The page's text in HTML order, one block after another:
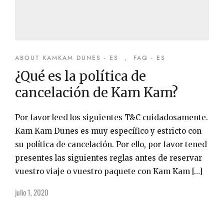
ABOUT KAMKAM DUNES - ES , FAQ - ES
¿Qué es la política de
cancelación de Kam Kam?
Por favor leed los siguientes T&C cuidadosamente.
Kam Kam Dunes es muy específico y estricto con
su política de cancelación. Por ello, por favor tened
presentes las siguientes reglas antes de reservar
vuestro viaje o vuestro paquete con Kam Kam […]
julio 1, 2020